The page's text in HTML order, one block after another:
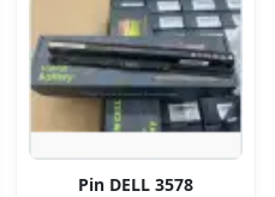
Pin DELL 3578